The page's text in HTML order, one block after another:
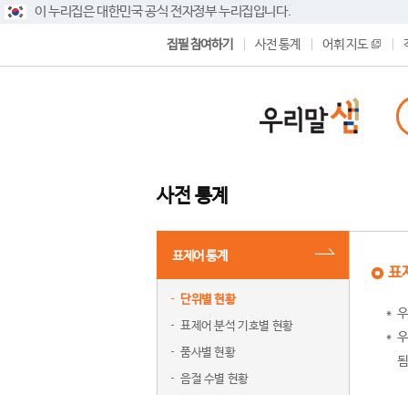
이 누리집은 대한민국 공식 전자정부 누리집입니다.
집필 참여하기 사전 통계 어휘 지도
사전 통계
표제어 통계
단위별 현황
표제어 분석 기호별 현황
품사별 현황
음절 수별 현황
표